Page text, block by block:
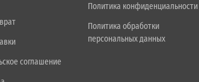
соглашение
Политика конфиденциальности
Политика обработки
персональных данных